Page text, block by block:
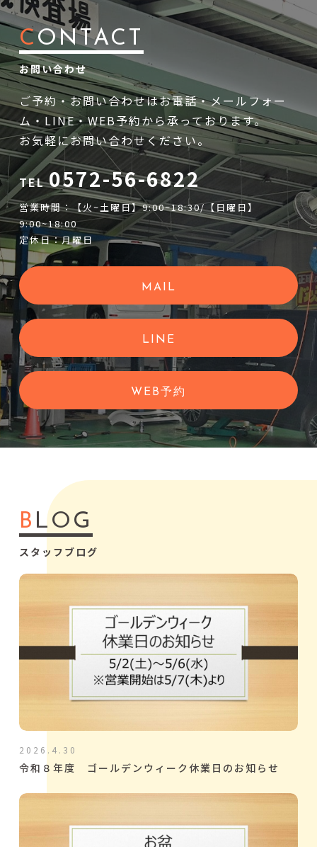
CONTACT
お問い合わせ
ご予約・お問い合わせはお電話・メールフォー
ム・LINE・WEB予約から承っております。
お気軽にお問い合わせください。
TEL0572-56-6822
営業時間：【火~土曜日】9:00~18:30/【日曜日】
9:00~18:00
定休日：月曜日
MAIL
LINE
WEB予約
B LOG
スタッフブログ
2026.4.30
令和８年度 ゴールデンウィーク休業日のお知らせ